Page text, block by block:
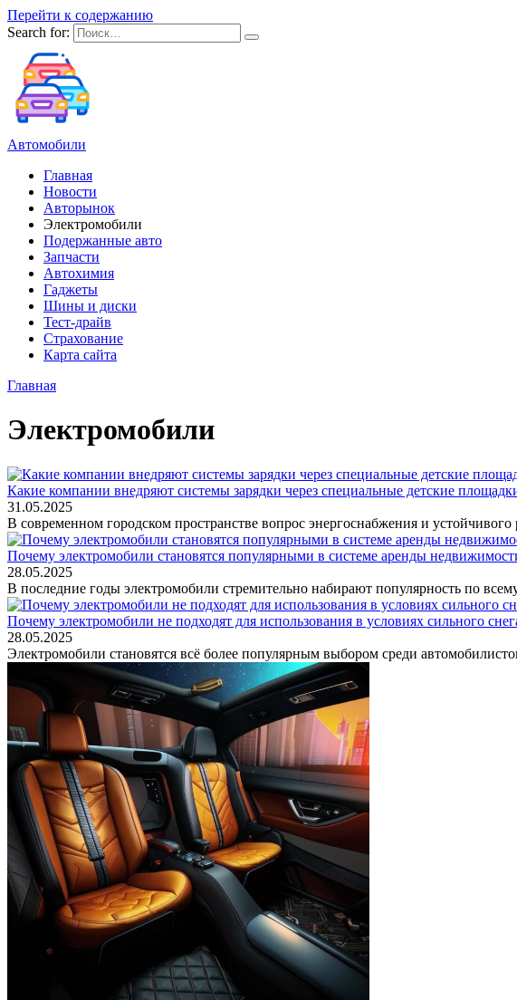
Перейти к содержанию
Search for:
Автомобили
Главная
Новости
Авторынок
Электромобили
Подержанные авто
Запчасти
Автохимия
Гаджеты
Шины и диски
Тест-драйв
Страхование
Карта сайта
Главная
Электромобили
Какие компании внедряют системы зарядки через специальные детские
31.05.2025
В современном городском пространстве вопрос энергоснабжения и
Почему электромобили становятся популярными в системе аренды
28.05.2025
В последние годы электромобили стремительно набирают популярность по
Почему электромобили не подходят для использования в условиях сильного
28.05.2025
Электромобили становятся всё более популярным выбором среди